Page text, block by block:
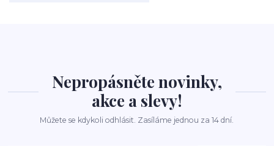
Nepropásněte novinky,
akce a slevy!
Můžete se kdykoli odhlásit. Zasíláme jednou za 14 dní.